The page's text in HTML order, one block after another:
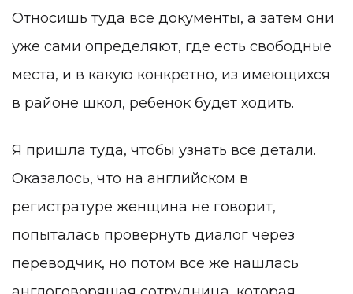
Относишь туда все документы, а затем они
уже сами определяют, где есть свободные
места, и в какую конкретно, из имеющихся
в районе школ, ребенок будет ходить.
Я пришла туда, чтобы узнать все детали.
Оказалось, что на английском в
регистратуре женщина не говорит,
попыталась провернуть диалог через
переводчик, но потом все же нашлась